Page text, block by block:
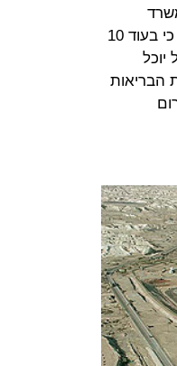
הבריאות על זכויות כריית פוספטים בשדה בריר שליד ערד. החברה טוענת כי בעוד 10
יוכל
הבריאות